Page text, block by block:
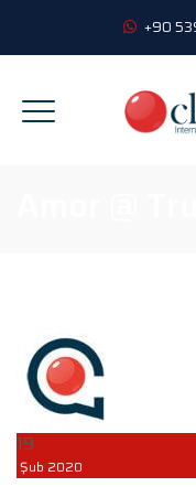
+90
19
Şub 2020